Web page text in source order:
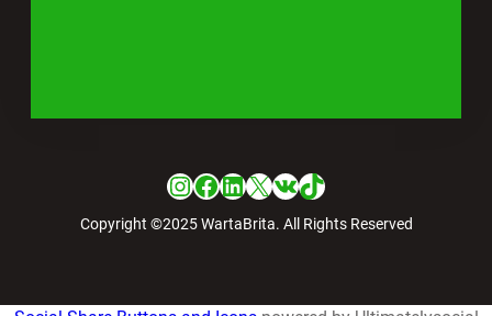
Instagram
Facebook
LinkedIn
X VKTikTok
Copyright ©2025 WartaBrita. All Rights Reserved